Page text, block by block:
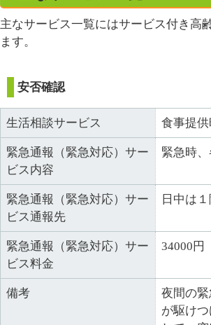
主なサービス一覧にはサービス付き高
ます。
安否確認
生活相談サービス 食事提供
緊急通報（緊急対応）サー
ビス内容
緊急時
緊急通報（緊急対応）サー
ビス通報先
日中は
緊急通報（緊急対応）サー
ビス料金
34000円
備考
夜間の
が駆け